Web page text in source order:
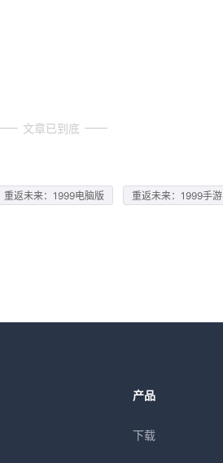
文章已到底
重返未来：1999电脑版
重返未来：1999手游
产品
下载